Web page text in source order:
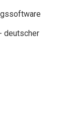
deutscher